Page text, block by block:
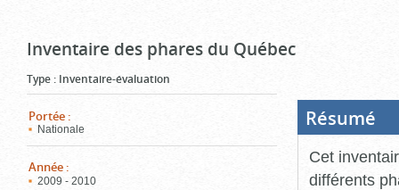
Inventaire des phares du Québec
Type : Inventaire-évaluation
Portée :
Nationale
Année :
2009 - 2010
Résumé
Cet
différents